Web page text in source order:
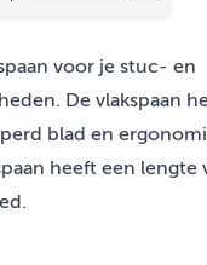
voor je stuc- en
De vlakspaan
blad en
heeft een lengte